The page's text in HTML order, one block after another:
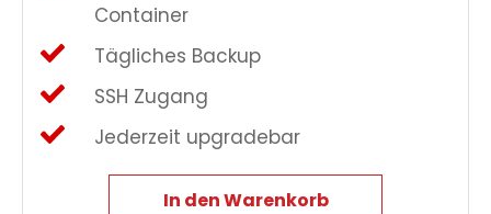
Container
Tägliches Backup
SSH Zugang
Jederzeit upgradebar
In den Warenkorb